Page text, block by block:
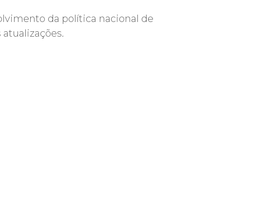
da política nacional de